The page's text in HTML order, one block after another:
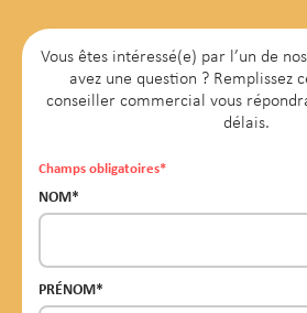
Vous êtes intéressé(e) par l’un de
avez une question ? Remplissez
conseiller commercial vous
délais.
Champs obligatoires*
NOM*
PRÉNOM*